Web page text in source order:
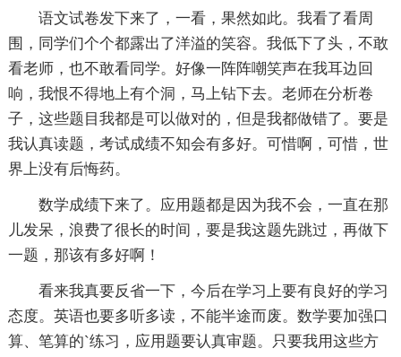
语文试卷发下来了，一看，果然如此。我看了看周
围，同学们个个都露出了洋溢的笑容。我低下了头，不敢
看老师，也不敢看同学。好像一阵阵嘲笑声在我耳边回
响，我恨不得地上有个洞，马上钻下去。老师在分析卷
子，这些题目我都是可以做对的，但是我都做错了。要是
我认真读题，考试成绩不知会有多好。可惜啊，可惜，世
界上没有后悔药。
数学成绩下来了。应用题都是因为我不会，一直在那
儿发呆，浪费了很长的时间，要是我这题先跳过，再做下
一题，那该有多好啊！
看来我真要反省一下，今后在学习上要有良好的学习
态度。英语也要多听多读，不能半途而废。数学要加强口
算、笔算的`练习，应用题要认真审题。只要我用这些方